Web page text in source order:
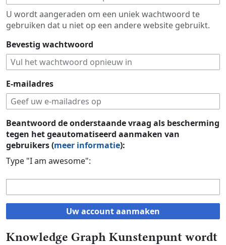
U wordt aangeraden om een uniek wachtwoord te
gebruiken dat u niet op een andere website gebruikt.
Bevestig wachtwoord
E-mailadres
Beantwoord de onderstaande vraag als bescherming
tegen het geautomatiseerd aanmaken van
gebruikers (meer informatie):
Type "I am awesome":
Uw account aanmaken
Knowledge Graph Kunstenpunt wordt